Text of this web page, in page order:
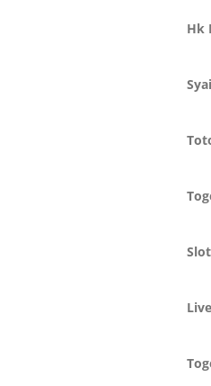
Hk